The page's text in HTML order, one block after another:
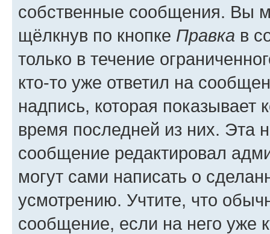
собственные сообщения. Вы
щёлкнув по кнопке Правка в
только в течение
кто-то уже ответил на
надпись, которая показывает
время последней из них. Эта
сообщение редактировал
могут сами написать о
усмотрению. Учтите, что
сообщение, если на него уже